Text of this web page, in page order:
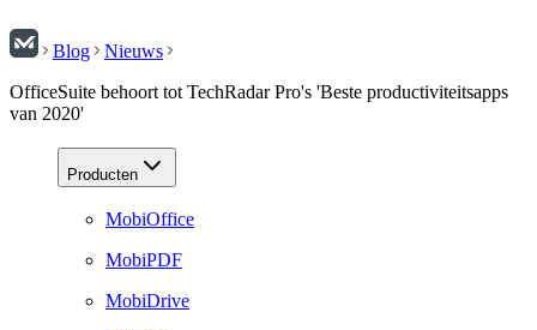
Blog
Nieuws
OfficeSuite behoort tot TechRadar Pro's 'Beste productiviteitsapps
van 2020'
Producten
MobiOffice
MobiPDF
MobiDrive